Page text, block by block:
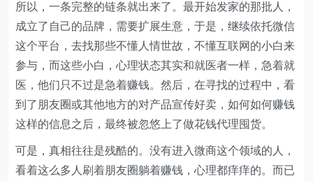
所以，一条完整的链条就出来了。最开始发家的那批人，
成立了自己的品牌，需要扩展生意，于是，继续依托微信
这个平台，去找那些不懂人情世故，不懂互联网的小白来
参与，而这些小白，心理状态其实和就医者一样，急着就
医，他们只不过是急着赚钱。然后，在寻找的过程中，看
到了朋友圈或其他地方的对产品宣传好卖，如何如何赚钱
这样的信息之后，最终被忽悠上了做花钱代理囤货。
可是，真相往往是残酷的。没有进入微商这个领域的人，
看着这么多人刷着朋友圈躺着赚钱，心理都痒痒的。而已